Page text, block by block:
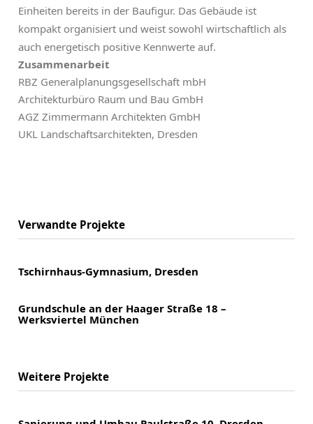
Einheiten bereits in der Baufigur. Das Gebäude ist
kompakt organisiert und weist sowohl wirtschaftlich als
auch energetisch positive Kennwerte auf.
Zusammenarbeit
RBZ Generalplanungsgesellschaft mbH
Architekturbüro Raum und Bau GmbH
AGZ Zimmermann Architekten GmbH
UKL Landschaftsarchitekten, Dresden
Verwandte Projekte
Tschirnhaus-Gymnasium, Dresden
Grundschule an der Haager Straße 18 –
Werksviertel München
Weitere Projekte